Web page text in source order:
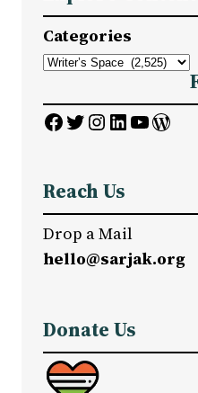
c
h
Categories
Facebook Twitter InstagramLinkedIn YouTube WordPress
Reach Us
Drop a Mail
hello@sarjak.org
Donate Us